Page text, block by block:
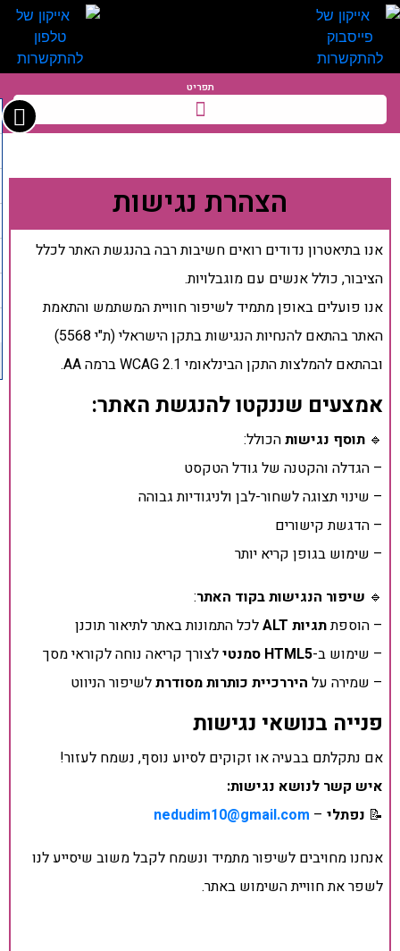
תפריט
הצהרת נגישות
אנו בתיאטרון נדודים רואים חשיבות רבה בהנגשת האתר לכלל
הציבור, כולל אנשים עם מוגבלויות.
אנו פועלים באופן מתמיד לשיפור חוויית המשתמש והתאמת
האתר בהתאם להנחיות הנגישות בתקן הישראלי (ת"י 5568)
ובהתאם להמלצות התקן הבינלאומי WCAG 2.1 ברמה AA.
אמצעים שננקטו להנגשת האתר:
🔹 תוסף נגישותהכולל:
– הגדלה והקטנה של גודל הטקסט
– שינוי תצוגה לשחור-לבן ולניגודיות גבוהה
– הדגשת קישורים
– שימוש בגופן קריא יותר
🔹 שיפור הנגישות בקוד האתר:
– הוספתתגיות ALT
לכל התמונות באתר לתיאור תוכנן
– שימוש ב-HTML5 סמנטי
לצורך קריאה נוחה לקוראי מסך
– שמירה על היררכיית כותרות מסודרתלשיפור הניווט
פנייה בנושאי נגישות
אם נתקלתם בבעיה או זקוקים לסיוע נוסף, נשמח לעזור!
איש קשר לנושא נגישות:
📝 נפתלי –
nedudim10@gmail.com
אנחנו מחויבים לשיפור מתמיד ונשמח לקבל משוב שיסייע לנו
לשפר את חוויית השימוש באתר.